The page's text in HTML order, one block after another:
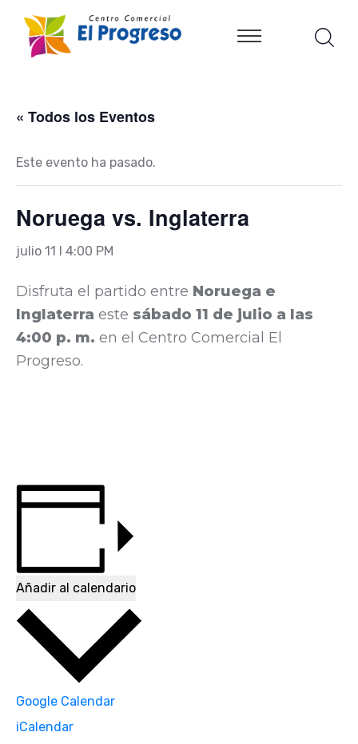
« Todos los Eventos
Este evento ha pasado.
Noruega vs. Inglaterra
julio 11 I 4:00 PM
Disfruta el partido entre Noruega e
Inglaterra este sábado 11 de julio a las
4:00 p. m. en el Centro Comercial El
Progreso.
Añadir al calendario
Google Calendar
iCalendar